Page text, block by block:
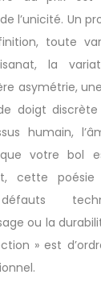
l’unicité. Un
toute
la
asymétrie,
doigt
humain,
votre bol
cette
ou la
» est